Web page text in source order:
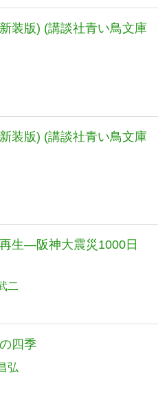
装版) (講談社青い鳥文庫
装版) (講談社青い鳥文庫
生―阪神大震災1000日
二
四季
弘